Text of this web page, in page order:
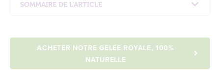
SOMMAIRE DE L'ARTICLE
La composition de la Gelée Royale
Comment se passe la récolte de la Gelée
Royale ?
ACHETER NOTRE GELÉE ROYALE, 100%
NATURELLE